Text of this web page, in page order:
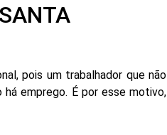
pois um trabalhador que não
emprego. É por esse motivo,